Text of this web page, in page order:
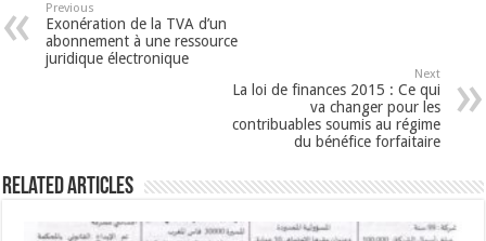
Previous
Exonération de la TVA d’un
abonnement à une ressource
juridique électronique
Next
La loi de finances 2015 : Ce qui
va changer pour les
contribuables soumis au régime
du bénéfice forfaitaire
Related Articles